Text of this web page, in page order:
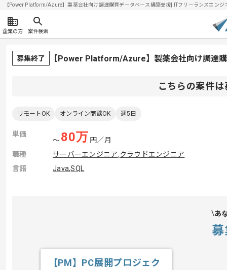
【Power Platform/Azure】製薬会社向け調達購買データベース構築支援| ITフリーランスエン
企業の方 案件検索
募集終了 【Power Platform/Azure】製薬会社向け調達
こちらの案件
リモートOK オンライン商談OK 週5日
単価
〜80万 円／月
職種
サーバーエンジニア,クラウドエンジニア
言語
Java,SQL
あ
【PM】PC展開プロジェク